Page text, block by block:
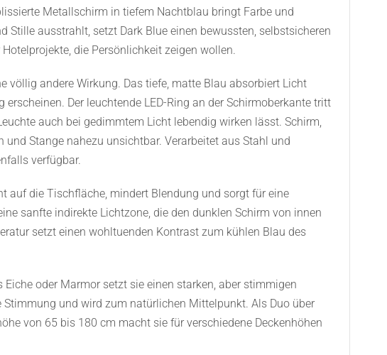
Metallschirm in tiefem Nachtblau bringt Farbe und
Stille ausstrahlt, setzt Dark Blue einen bewussten, selbstsicheren
die Persönlichkeit zeigen wollen.
völlig andere Wirkung. Das tiefe, matte Blau absorbiert Licht
Der leuchtende LED-Ring an der Schirmoberkante tritt
auch bei gedimmtem Licht lebendig wirken lässt. Schirm,
Stange nahezu unsichtbar. Verarbeitet aus Stahl und
verfügbar.
auf die Tischfläche, mindert Blendung und sorgt für eine
sanfte indirekte Lichtzone, die den dunklen Schirm von innen
setzt einen wohltuenden Kontrast zum kühlen Blau des
oder Marmor setzt sie einen starken, aber stimmigen
und wird zum natürlichen Mittelpunkt. Als Duo über
von 65 bis 180 cm macht sie für verschiedene Deckenhöhen